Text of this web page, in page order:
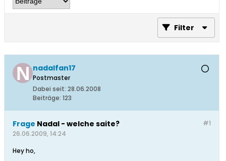
Filter
nadalfan17
Postmaster
Dabei seit: 28.06.2008
Beiträge: 123
#1
Frage Nadal - welche saite?
26.06.2009, 14:24
Hey ho,